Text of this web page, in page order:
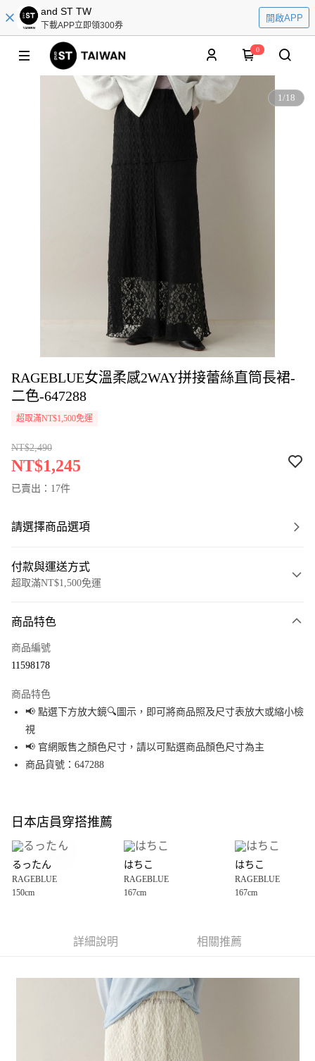
and ST TW
下載APP立即領300券
開啟APP
0
1/18
RAGEBLUE女溫柔感2WAY拼接蕾絲直筒長裙-
二色-647288
超取滿NT$1,500免運
NT$2,490
NT$1,245
已賣出：17件
請選擇商品選項
付款與運送方式
超取滿NT$1,500免運
信用卡一次付款
Apple Pay
街口支付
悠遊付
全盈+PAY
大哥付你分期
【大哥付你分期使用說明】
1.本服務由台灣大哥大提供，台灣大哥大用戶可立即使用無須另外申請。
2.付款方式選擇「大哥付你分期」，訂單成立後會自動跳轉到大哥付的交易
3.實際核准額度、可分期數及費用金額請依後續交易確認頁面所載為準。
4.訂單成立30分鐘內，如未前往確認交易或遇審核未通過，訂單將自動取
1.分期款項不併入電信帳單，「大哥付你分期」於每月結算日後寄送繳費提
2.透過簡訊連結打開帳單後，可選擇「超商條碼／台灣大直營門市／銀行轉
帳／街口支付／iPASS MONEY」等通路繳費。
AFTEE先享後付
３．安心：先確認商品／服務後，再付款。
【「AFTEE先享後付」結帳流程】
１．於結帳方式選擇「AFTEE先享後付」後，將跳轉至「AFTEE先享後付」
結帳頁面，進行簡訊認證並確認金額後，即可完成結帳。
２．訂單成立數日內，您將收到繳費通知簡訊。
３．收到繳費通知簡訊後14天內，點擊此簡訊中的連結，可透過四大超商／
每筆NT$80，滿NT$1,500(含以上)免運費
每筆NT$80，滿NT$1,500(含以上)免運費
商品特色
商品編號
11598178
商品特色
📢 點選下方放大鏡🔍圖示，即可將商品照及尺寸表放大或縮小檢
視
📢 官網販售之顏色尺寸，請以可點選商品顏色尺寸為主
商品貨號：647288
日本店員穿搭推薦
るったん
RAGEBLUE
150cm
はちこ
RAGEBLUE
167cm
はちこ
RAGEBLUE
167cm
詳細說明 相關推薦